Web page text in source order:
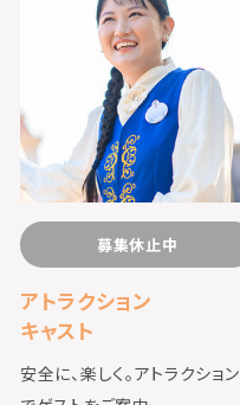
募集休止中
アトラクション
キャスト
安全に、楽しく。アトラクション